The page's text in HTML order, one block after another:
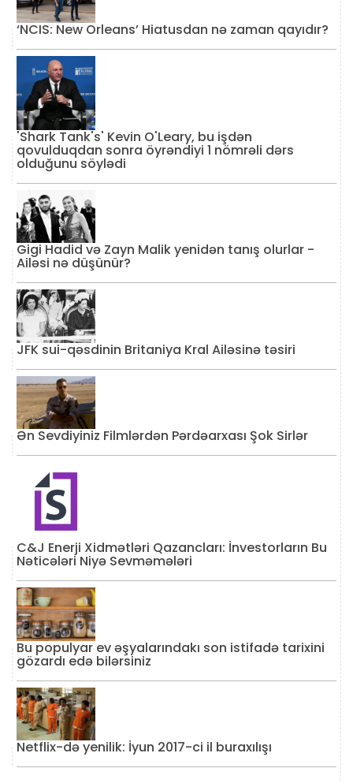
‘NCIS: New Orleans’ Hiatusdan nə zaman qayıdır?
'Shark Tank's' Kevin O'Leary, bu işdən
qovulduqdan sonra öyrəndiyi 1 nömrəli dərs
olduğunu söylədi
Gigi Hadid və Zayn Malik yenidən tanış olurlar -
Ailəsi nə düşünür?
JFK sui-qəsdinin Britaniya Kral Ailəsinə təsiri
Ən Sevdiyiniz Filmlərdən Pərdəarxası Şok Sirlər
C&J Enerji Xidmətləri Qazancları: İnvestorların Bu
Nəticələri Niyə Sevməmələri
Bu populyar ev əşyalarındakı son istifadə tarixini
gözardı edə bilərsiniz
Netflix-də yenilik: İyun 2017-ci il buraxılışı